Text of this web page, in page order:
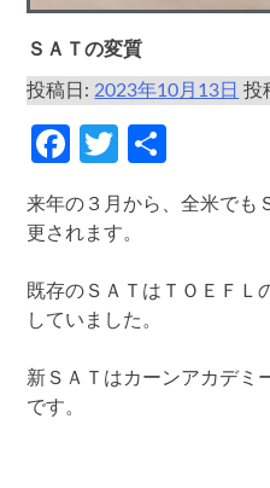
ＳＡＴの変質
投稿日:2023年10月13日 投
Facebook
Twitter
来年の３月から、全米でも
更されます。
既存のＳＡＴはＴＯＥＦＬ
していました。
新ＳＡＴはカーンアカデミ
です。